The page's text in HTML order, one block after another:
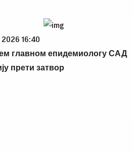
2026 16:40
главном епидемиологу САД
прети затвор